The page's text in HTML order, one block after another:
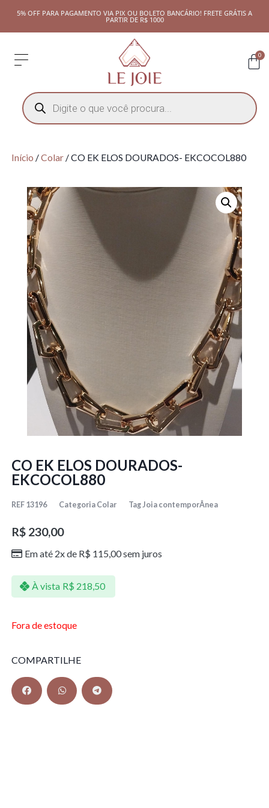
5% OFF PARA PAGAMENTO VIA PIX OU BOLETO BANCÁRIO! FRETE GRÁTIS A
PARTIR DE R$ 1000
0
Início /Colar/ CO EK ELOS DOURADOS- EKCOCOL880
CO EK ELOS DOURADOS-
EKCOCOL880
REF 13196 Categoria Colar Tag Joia contemporÂnea
R$230,00
Em até 2x de R$ 115,00sem juros
À vista R$ 218,50
Fora de estoque
COMPARTILHE